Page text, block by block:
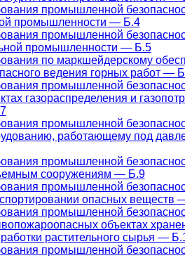
промышленной
промышленности — Б.4
промышленной
промышленности — Б.5
по маркшейдерскому
ведения горных работ —
промышленной
газораспределения и
промышленной
работающему под
промышленной
сооружениям — Б.9
промышленной
опасных веществ
промышленной
объектах
растительного сырья —
промышленной